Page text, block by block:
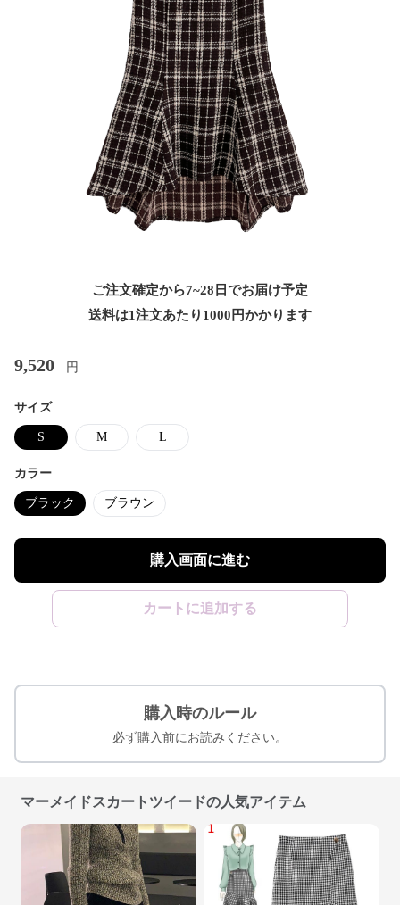
ご注文確定から7~28日でお届け予定
送料は1注文あたり 1000 円かかります
9,520 円
サイズ
S M L
カラー
ブラック ブラウン
購入画面に進む
カートに追加する
購入時のルール
必ず購入前にお読みください。
マーメイドスカートツイードの人気アイテム